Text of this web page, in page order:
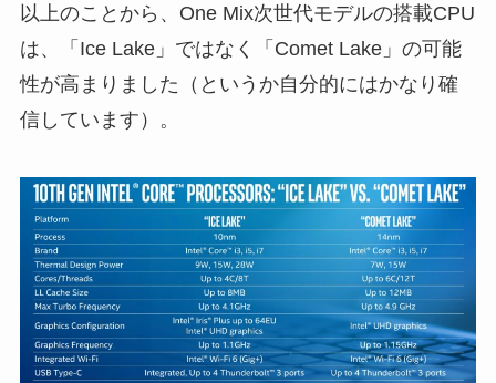
以上のことから、One Mix次世代モデルの搭載CPU
は、「Ice Lake」ではなく「Comet Lake」の可能
性が高まりました（というか自分的にはかなり確
信しています）。